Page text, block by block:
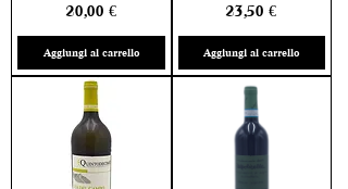
Prezzo
20,00 €
Aggiungi al carrello
Prezzo
23,50 €
Aggiungi al carrello